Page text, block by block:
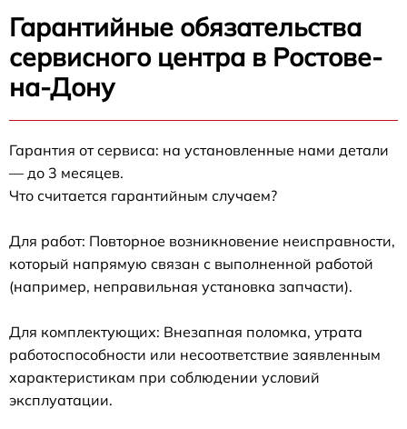
Гарантийные обязательства
сервисного центра в Ростове-
на-Дону
Гарантия от сервиса: на установленные нами детали
— до 3 месяцев.
Что считается гарантийным случаем?
Для работ: Повторное возникновение неисправности,
который напрямую связан с выполненной работой
(например, неправильная установка запчасти).
Для комплектующих: Внезапная поломка, утрата
работоспособности или несоответствие заявленным
характеристикам при соблюдении условий
эксплуатации.